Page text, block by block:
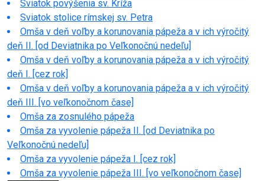
Sviatok povýšenia sv. Kríža
Sviatok stolice rímskej sv. Petra
Omša v deň voľby a korunovania pápeža a v ich výročitý
deň II. [od Deviatnika po Veľkonočnú nedeľu]
Omša v deň voľby a korunovania pápeža a v ich výročitý
deň I. [cez rok]
Omša v deň voľby a korunovania pápeža a v ich výročitý
deň III. [vo veľkonočnom čase]
Omša za zosnulého pápeža
Omša za vyvolenie pápeža II. [od Deviatnika po
Veľkonočnú nedeľu]
Omša za vyvolenie pápeža I. [cez rok]
Omša za vyvolenie pápeža III. [vo veľkonočnom čase]